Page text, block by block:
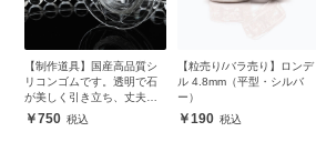
【制作道具】国産高品質シ
リコンゴムです。透明で石
が美しく引き立ち、丈夫で
安心750
【粒売り/バラ売り】ロンデ
ル 4.8mm（平型・シルバ
ー）
190